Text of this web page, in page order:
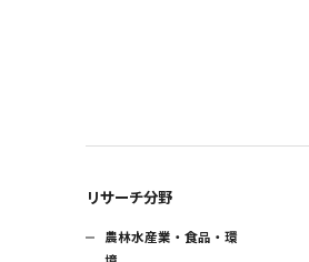
リサーチ分野
農林水産業・食品・環